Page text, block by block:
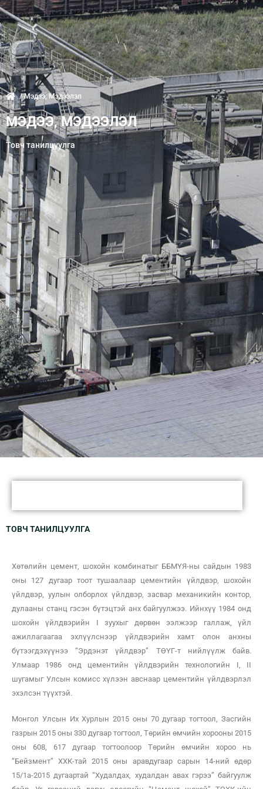
/ Мэдээ, Мэдээлэл
МЭДЭЭ, МЭДЭЭЛЭЛ
Товч танилцуулга
ТОВЧ ТАНИЛЦУУЛГА
Хөтөлийн цемент, шохойн комбинатыг ББМҮЯ-ны сайдын 1983
оны 127 дугаар тоот тушаалаар цементийн үйлдвэр, шохойн
үйлдвэр, уулын олборлох үйлдвэр, засвар механикийн контор,
дулааны станц гэсэн бүтэцтэй анх байгуулжээ. Ийнхүү 1984 онд
шохойн үйлдвэрийн I зуухыг дөрвөн ээлжээр галлаж, үйл
ажиллагаагаа эхлүүлснээр үйлдвэрийн хамт олон анхны
бүтээгдэхүүнээ “Эрдэнэт үйлдвэр” ТӨҮГ-т нийлүүлж байв.
Улмаар 1986 онд цементийн үйлдвэрийн технологийн I, II
шугамыг Улсын комисс хүлээн авснаар цементийн үйлдвэрлэл
эхэлсэн түүхтэй.
Монгол Улсын Их Хурлын 2015 оны 70 дугаар тогтоол, Засгийн
газрын 2015 оны 330 дугаар тогтоол, Төрийн өмчийн хорооны 2015
оны 608, 617 дугаар тогтоолоор Төрийн өмчийн хороо нь
“Бейзмент” ХХК-тай 2015 оны аравдугаар сарын 14-ний өдөр
15/1а-2015 дугаартай “Худалдах, худалдан авах гэрээ” байгуулж